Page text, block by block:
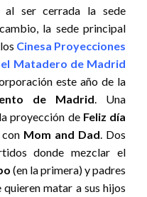
ser cerrada la sede
cambio, la sede principal
Cinesa Proyecciones
Matadero de Madrid
este año de la
de Madrid . Una
proyección deFeliz día
Mom and Dad . Dos
donde mezclar el
(en la primera) y padres
quieren matar a sus hijos